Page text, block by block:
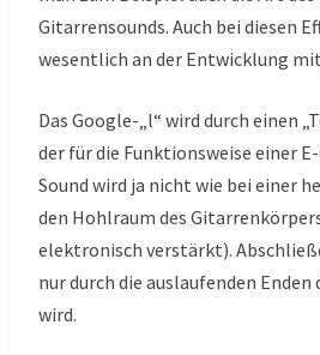
Gitarrensounds. Auch bei diesen
wesentlich an der Entwicklung
Das Google-„l“ wird durch einen
der für die Funktionsweise einer
Sound wird ja nicht wie bei einer
den Hohlraum des
elektronisch verstärkt).
nur durch die auslaufenden
wird.